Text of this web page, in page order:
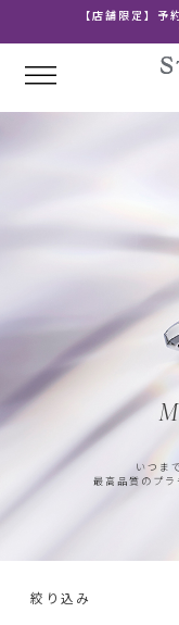
【店舗限定】
いつま
最高品質のプ
絞り込み